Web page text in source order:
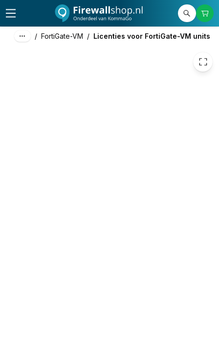
/ FortiGate-VM / Licenties voor FortiGate-VM units
€ 156,63